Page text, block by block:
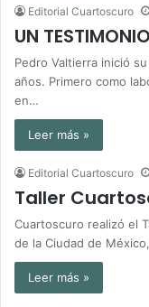
Editorial Cuartoscuro
UN
Pedro Valtierra inició
años. Primero como
en…
Leer más »
Editorial Cuartoscuro
Taller
Cuartoscuro realizó el
de la Ciudad de
Leer más »